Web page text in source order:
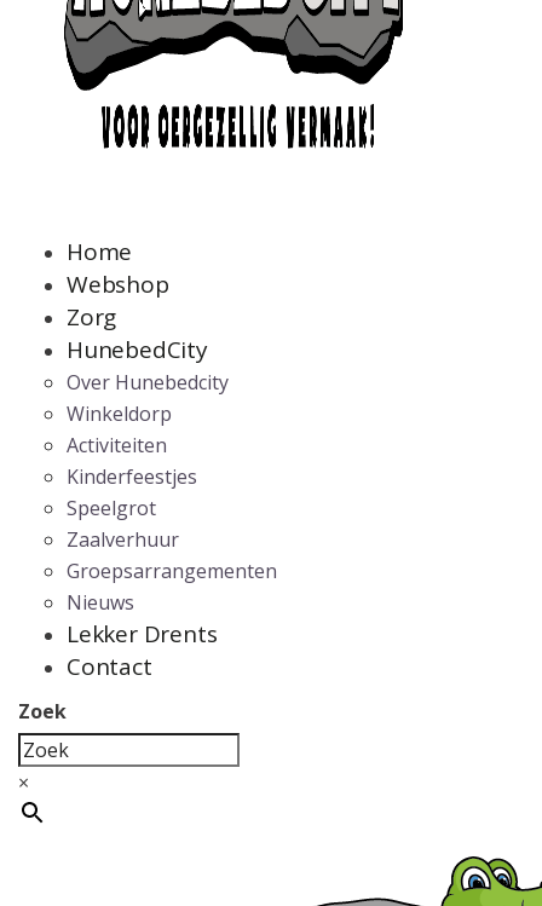
Home
Webshop
Zorg
HunebedCity
Over Hunebedcity
Winkeldorp
Activiteiten
Kinderfeestjes
Speelgrot
Zaalverhuur
Groepsarrangementen
Nieuws
Lekker Drents
Contact
Zoek
×